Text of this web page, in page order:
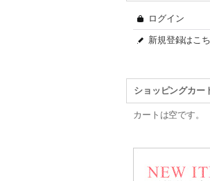
ログイン
新規登録はこ
ショッピングカー
カートは空です。